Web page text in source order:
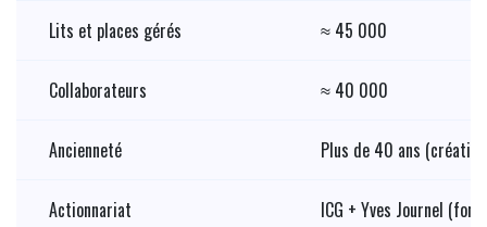
Lits et places gérés ≈ 45 000
Collaborateurs ≈ 40 000
Ancienneté Plus de 40 ans
Actionnariat ICG + Yves Journel